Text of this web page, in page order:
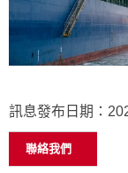
訊息發布日期：
聯絡我們